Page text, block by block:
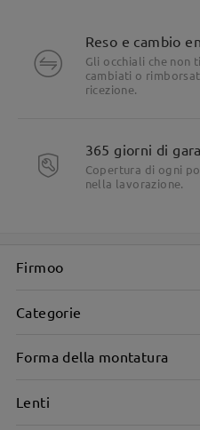
Reso e cambio
Gli occhiali che non
cambiati o
ricezione.
365 giorni di
Copertura di ogni
nella lavorazione.
Firmoo
Categorie
Forma della montatura
Lenti